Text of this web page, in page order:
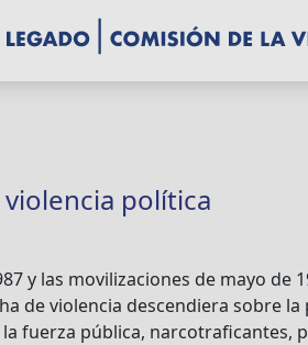
política
y las movilizaciones de mayo de
de violencia descendiera sobre
fuerza pública, narcotraficantes,